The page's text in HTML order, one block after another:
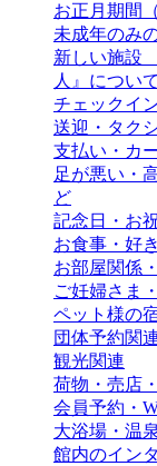
お正月期間
未成年のみ
新しい施設
人』について
チェックイ
送迎・タク
支払い・カ
足が悪い・
ど
記念日・お
お食事・好
お部屋関係
ご妊婦さま
ペット様の
団体予約関
観光関連
荷物・売店
会員予約・
大浴場・温
館内のイン